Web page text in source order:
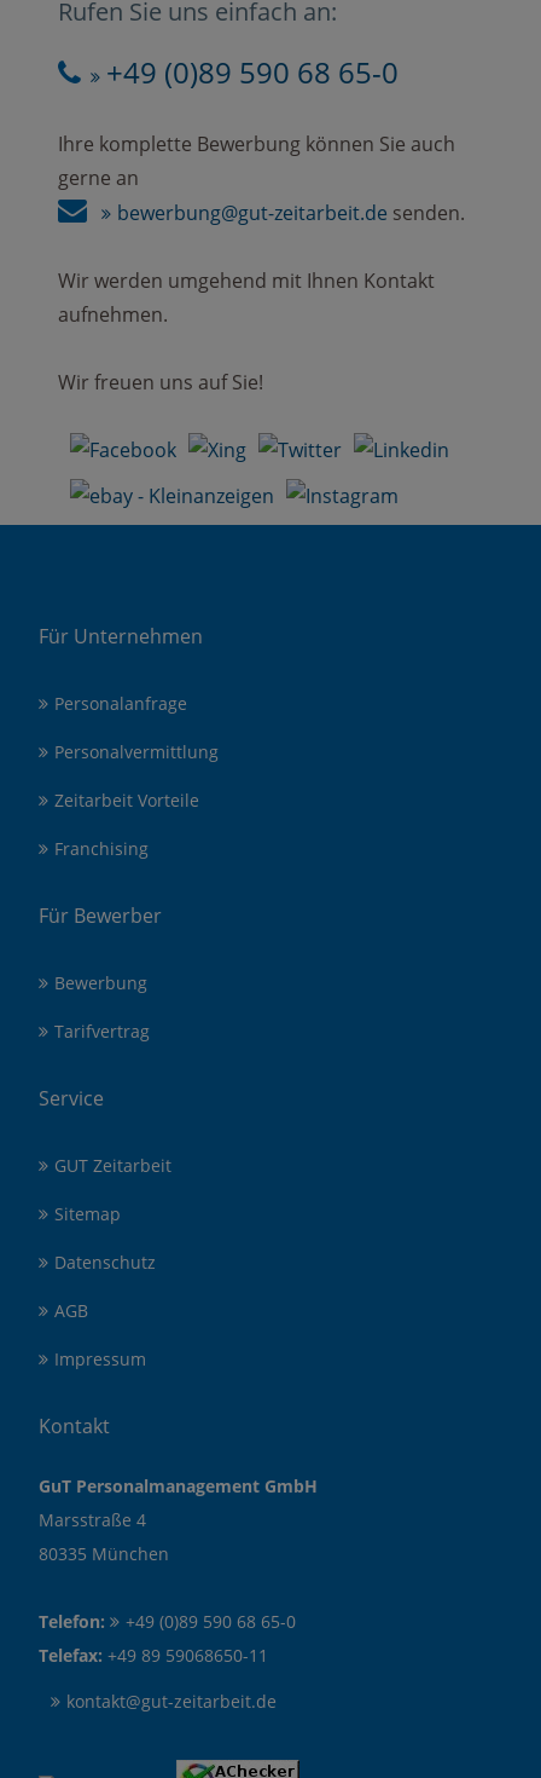
Rufen Sie uns einfach an:
+49 (0)89 590 68 65-0
Ihre komplette Bewerbung können Sie auch
gerne an
bewerbung@gut-zeitarbeit.de senden.
Wir werden umgehend mit Ihnen Kontakt
aufnehmen.
Wir freuen uns auf Sie!
Für Unternehmen
Personalanfrage
Personalvermittlung
Zeitarbeit Vorteile
Franchising
Für Bewerber
Bewerbung
Tarifvertrag
Service
GUT Zeitarbeit
Sitemap
Datenschutz
AGB
Impressum
Kontakt
GuT Personalmanagement GmbH
Marsstraße 4
80335 München
Telefon:
+49 (0)89 590 68 65-0
Telefax: +49 89 59068650-11
kontakt@gut-zeitarbeit.de